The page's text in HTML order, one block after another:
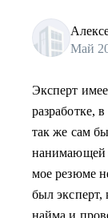
Май
Эксперт
разработке,
так же сам
нанимающей
мое резюме
был эксперт,
найма и